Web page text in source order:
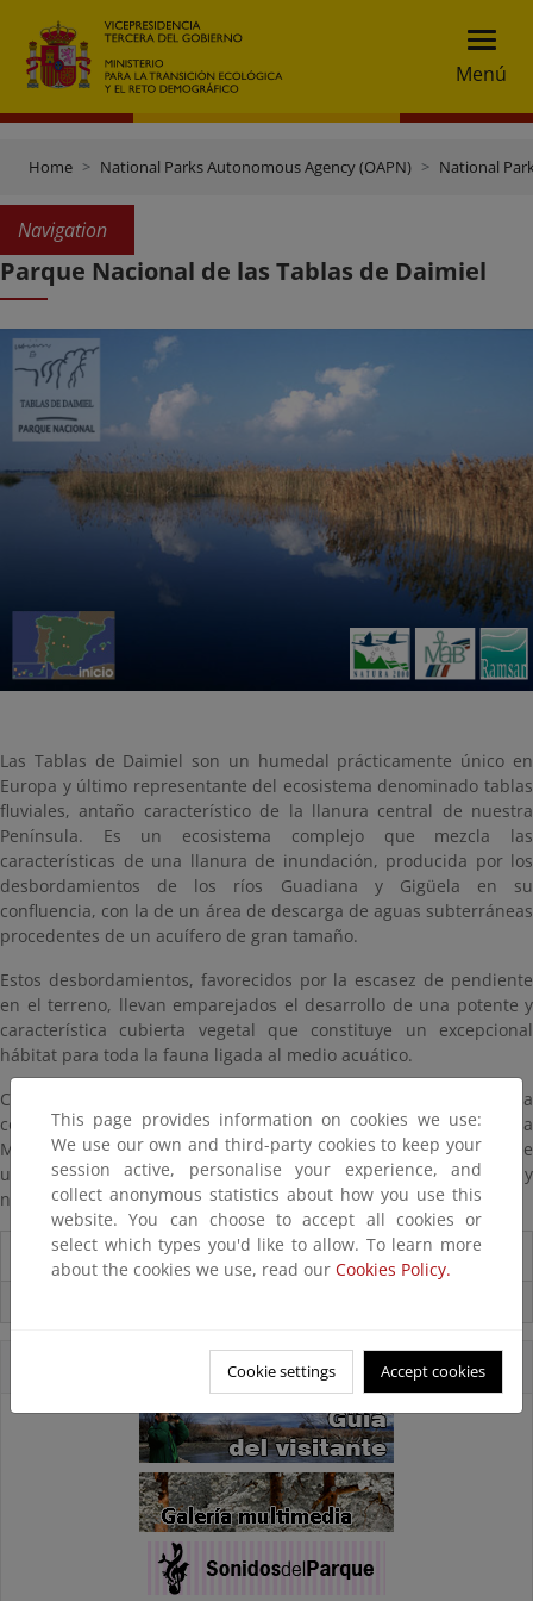
Menú
Home National Parks Autonomous Agency (OAPN) National
Navigation
Parque Nacional de las Tablas de Daimiel
Las Tablas de Daimiel son un humedal prácticamente único en
Europa y último representante del ecosistema denominado tablas
fluviales, antaño característico de la llanura central de nuestra
Península. Es un ecosistema complejo que mezcla las
características de una llanura de inundación, producida por los
desbordamientos de los ríos Guadiana y Gigüela en su
confluencia, con la de un área de descarga de aguas subterráneas
procedentes de un acuífero de gran tamaño.
Estos desbordamientos, favorecidos por la escasez de pendiente
en el terreno, llevan emparejados el desarrollo de una potente y
característica cubierta vegetal que constituye un excepcional
hábitat para toda la fauna ligada al medio acuático.
Con la declaración del Parque Nacional se dio un gran paso en la
conservación de uno de los ecosistemas más valiosos de la
Mancha, asegurando así, la supervivencia de la avifauna que
utiliza estas zonas como área de invernada, mancada y
nidificación, creando una Zona Integral de aves acuáticas.
Información del Parque
This page provides information on cookies we use:
We use our own and third-party cookies to keep your
session active, personalise your experience, and
collect anonymous statistics about how you use this
website. You can choose to accept all cookies or
select which types you'd like to allow. To learn more
about the cookies we use, read our Cookies Policy.
Cookie settings Accept cookies